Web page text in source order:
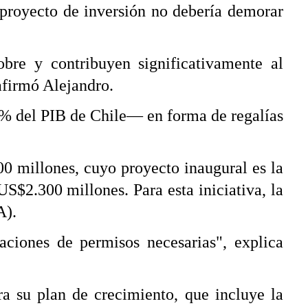
de inversión no debería demorar
y contribuyen significativamente al
Alejandro.
del PIB de Chile— en forma de regalías
millones, cuyo proyecto inaugural es la
millones. Para esta iniciativa, la
de permisos necesarias", explica
su plan de crecimiento, que incluye la